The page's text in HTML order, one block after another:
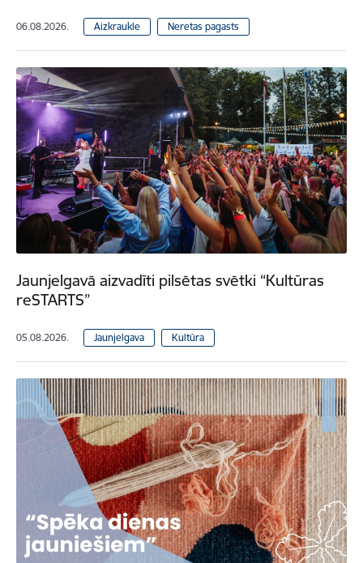
06.08.2026. Aizkraukle Neretas pagasts
Jaunjelgavā aizvadīti pilsētas svētki “Kultūras
reSTARTS”
05.08.2026. Jaunjelgava Kultūra